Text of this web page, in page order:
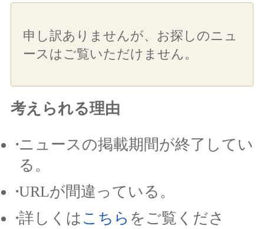
申し訳ありませんが、お探しのニュ
ースはご覧いただけません。
考えられる理由
ニュースの掲載期間が終了してい
る。
URLが間違っている。
詳しくは こちら をご覧くださ